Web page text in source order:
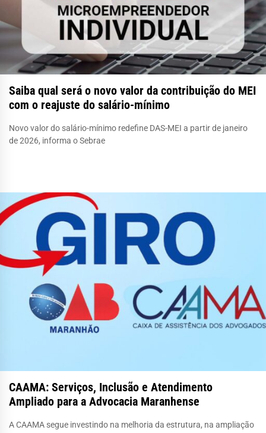
Saiba qual será o novo valor da contribuição do MEI
com o reajuste do salário-mínimo
Novo valor do salário-mínimo redefine DAS-MEI a partir de janeiro
de 2026, informa o Sebrae
CAAMA: Serviços, Inclusão e Atendimento
Ampliado para a Advocacia Maranhense
A CAAMA segue investindo na melhoria da estrutura, na ampliação